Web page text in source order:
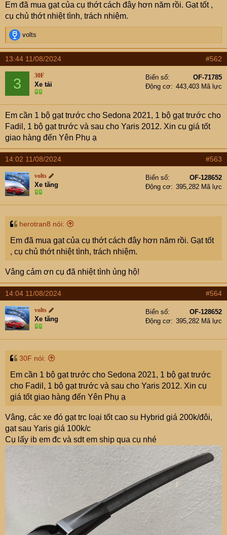
Em đã mua gạt của cụ thớt cách đây hơn năm rồi. Gạt tốt ,
cụ chủ thớt nhiệt tình, trách nhiệm.
R
e
a
c
t
n
s
:
volts
13:44 11/08/2024 #562
3 30F
Xe tải
Biển số
OF-71785
Động cơ
443,403 Mã lực
Em cần 1 bộ gạt trước cho Sedona 2021, 1 bộ gạt trước cho
Fadil, 1 bộ gạt trước và sau cho Yaris 2012. Xin cụ giá tốt
giao hàng đến Yên Phụ ạ
14:02 11/08/2024 #563
volts
Xe tăng
Biển số
OF-128652
Động cơ
395,282 Mã lực
herotran8 nói:
Em đã mua gạt của cụ thớt cách đây hơn năm rồi. Gạt tốt
, cụ chủ thớt nhiệt tình, trách nhiệm.
Vâng cảm ơn cụ đã nhiệt tình ủng hộ!
14:04 11/08/2024 #564
volts
Xe tăng
Biển số
OF-128652
Động cơ
395,282 Mã lực
30F nói:
Em cần 1 bộ gạt trước cho Sedona 2021, 1 bộ gạt trước
cho Fadil, 1 bộ gạt trước và sau cho Yaris 2012. Xin cụ
giá tốt giao hàng đến Yên Phụ ạ
Vâng, các xe đó gạt trc loại tốt cao su Hybrid giá 200k/đôi,
gạt sau Yaris giá 100k/c
Cụ lấy ib em đc và sdt em ship qua cụ nhé